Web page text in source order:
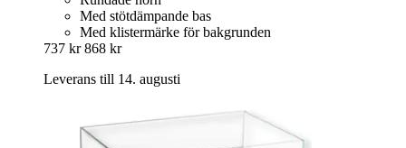
Med stötdämpande bas
Med klistermärke för bakgrunden
737 kr 868 kr
Leverans till 14. augusti